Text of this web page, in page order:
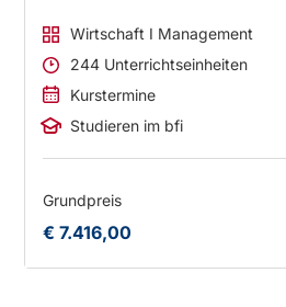
Wirtschaft I Management
244 Unterrichtseinheiten
Kurstermine
Studieren im bfi
Grundpreis
€ 7.416,00